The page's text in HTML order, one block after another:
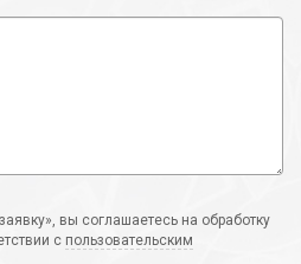
вы соглашаетесь на обработку
с пользовательским